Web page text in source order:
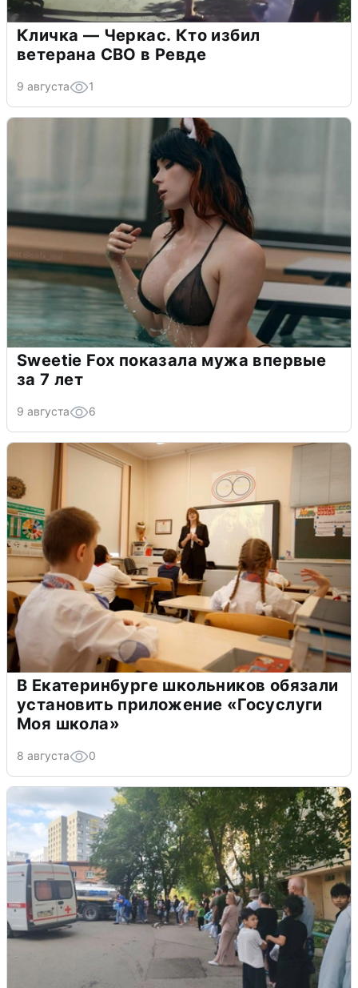
Кличка — Черкас. Кто избил
ветерана СВО в Ревде
9 августа 1
Sweetie Fox показала мужа впервые
за 7 лет
9 августа 6
В Екатеринбурге школьников обязали
установить приложение «Госуслуги
Моя школа»
8 августа 0